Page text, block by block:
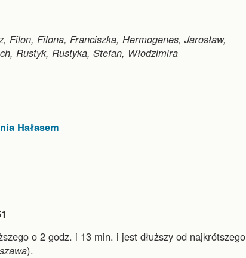
Filon, Filona, Franciszka, Hermogenes, Jarosław,
Rustyk, Rustyka, Stefan, Włodzimira
Hałasem
o 2 godz. i 13 min. i jest dłuższy od
).